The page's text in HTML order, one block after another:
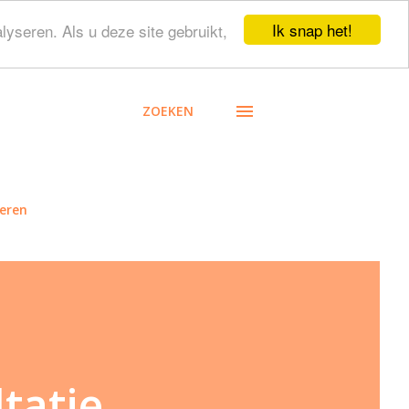
Ik snap het!
Als u deze site gebruikt,
ZOEKEN